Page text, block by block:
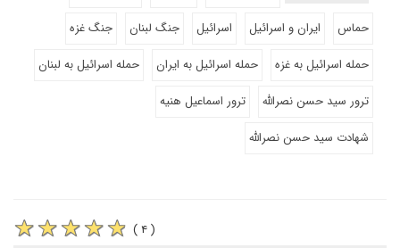
حماس
ایران و اسرائیل اسرائیل جنگ لبنان
جنگ غزه
حمله اسرائیل به غزه
حمله اسرائیل به ایران
حمله اسرائیل به لبنان
ترور سید حسن نصرالله
ترور اسماعیل هنیه
شهادت سید حسن نصرالله
( ۴ )